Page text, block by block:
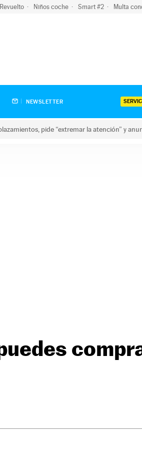
Niños coche Smart #2 Multa
NEWSLETTER
pide “extremar la atención” y